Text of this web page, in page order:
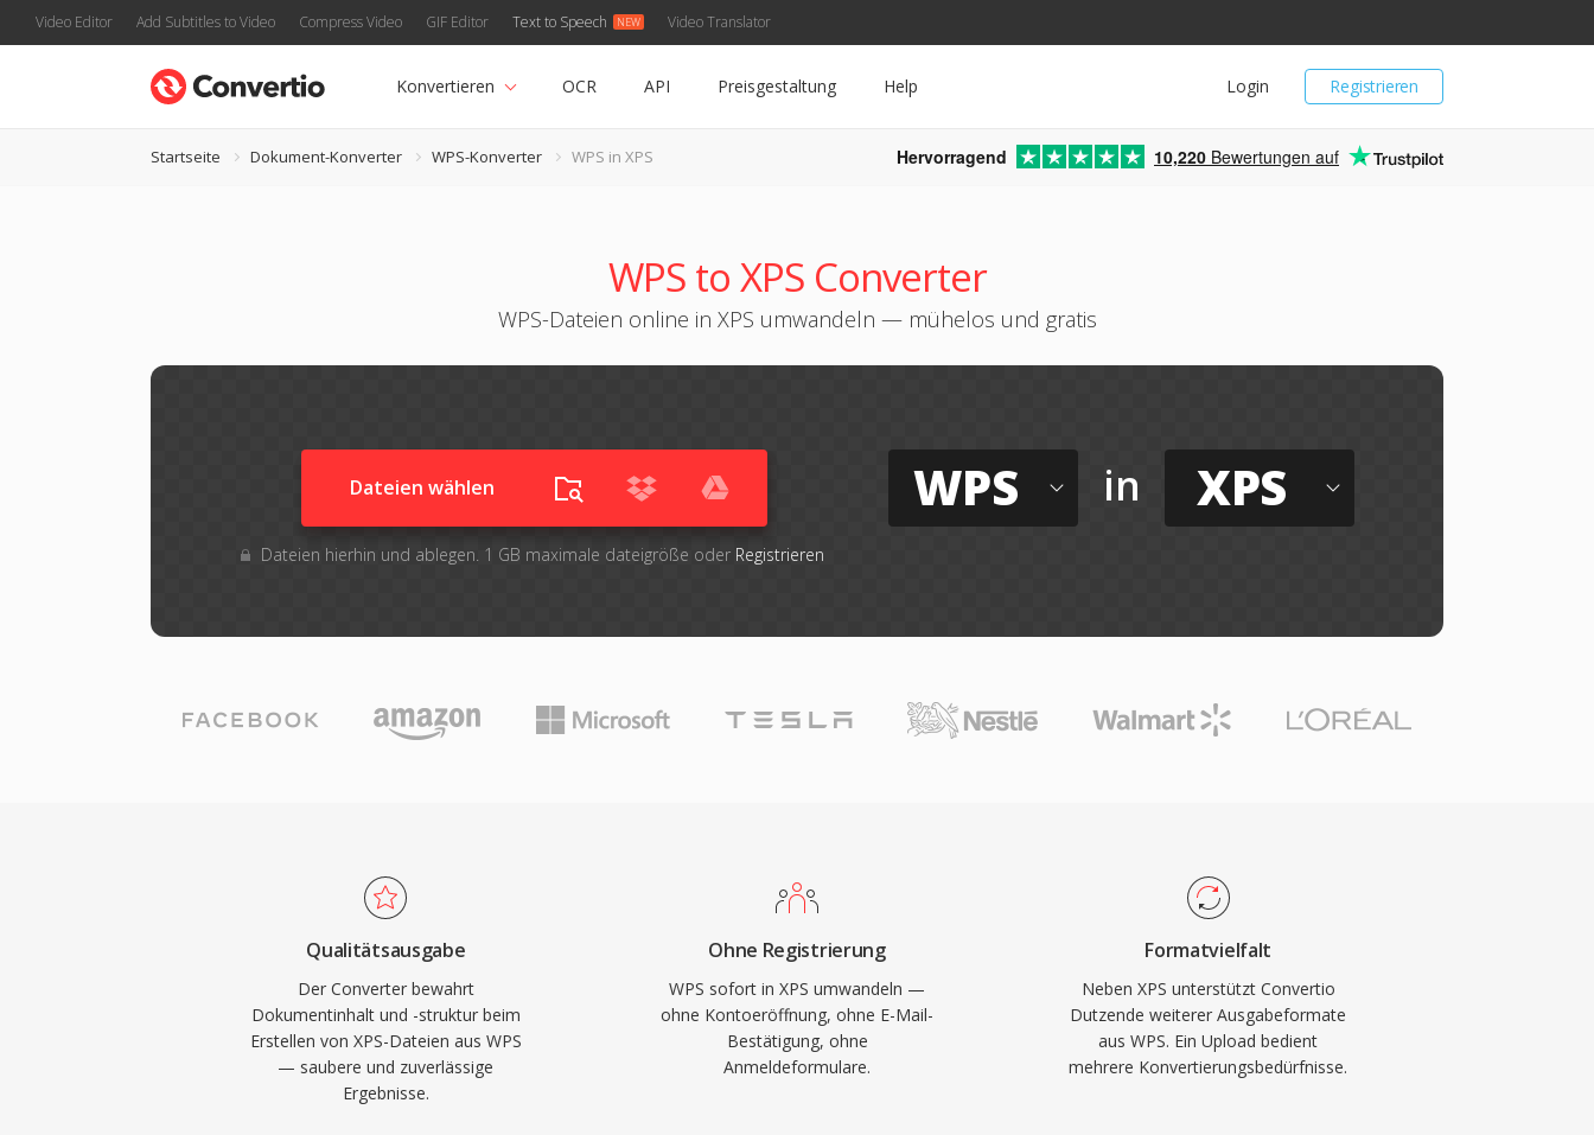
Video Editor Add Subtitles to Video Compress Video GIF Editor Text to Speech Video Translator
Registrieren
Login
Konvertieren OCR API Preisgestaltung Help
Startseite Dokument-Konverter WPS-Konverter WPS in XPS Hervorragend 10,220 Bewertungen auf
WPS to XPS Converter
WPS-Dateien online in XPS umwandeln — mühelos und gratis
Dateien wählen
Dateien hierhin und ablegen. 1 GB maximale dateigröße oder Registrieren
WPS in XPS
Qualitätsausgabe
Der Converter bewahrt
Dokumentinhalt und -struktur beim
Erstellen von XPS-Dateien aus WPS
— saubere und zuverlässige
Ergebnisse.
Ohne Registrierung
WPS sofort in XPS umwandeln —
ohne Kontoeröffnung, ohne E-Mail-
Bestätigung, ohne
Anmeldeformulare.
Formatvielfalt
Neben XPS unterstützt Convertio
Dutzende weiterer Ausgabeformate
aus WPS. Ein Upload bedient
mehrere Konvertierungsbedürfnisse.